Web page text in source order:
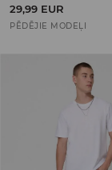
29,99 EUR
PĒDĒJIE MODEĻI